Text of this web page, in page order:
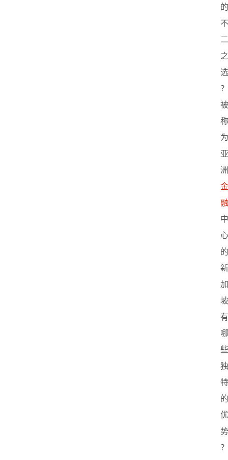
的
不
二
之
选
？
被
称
为
亚
洲
金
融
中
心
的
新
加
坡
有
哪
些
独
特
的
优
势
？